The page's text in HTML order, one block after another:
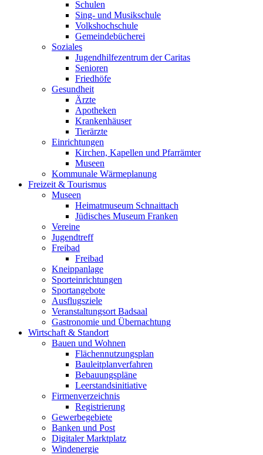
Schulen
Sing- und Musikschule
Volkshochschule
Gemeindebücherei
Soziales
Jugendhilfezentrum der Caritas
Senioren
Friedhöfe
Gesundheit
Ärzte
Apotheken
Krankenhäuser
Tierärzte
Einrichtungen
Kirchen, Kapellen und Pfarrämter
Museen
Kommunale Wärmeplanung
Freizeit & Tourismus
Museen
Heimatmuseum Schnaittach
Jüdisches Museum Franken
Vereine
Jugendtreff
Freibad
Freibad
Kneippanlage
Sporteinrichtungen
Sportangebote
Ausflugsziele
Veranstaltungsort Badsaal
Gastronomie und Übernachtung
Wirtschaft & Standort
Bauen und Wohnen
Flächennutzungsplan
Bauleitplanverfahren
Bebauungspläne
Leerstandsinitiative
Firmenverzeichnis
Registrierung
Gewerbegebiete
Banken und Post
Digitaler Marktplatz
Windenergie